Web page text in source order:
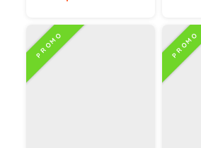
PROMO PROMO